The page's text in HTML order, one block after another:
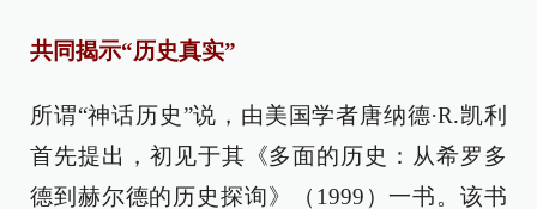
共同揭示“历史真实”
所谓“神话历史”说，由美国学者唐纳德·R.凯利
首先提出，初见于其《多面的历史：从希罗多
德到赫尔德的历史探询》（1999）一书。该书